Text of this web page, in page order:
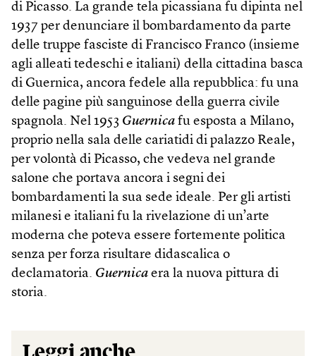
di Picasso. La grande tela picassiana fu dipinta nel
1937 per denunciare il bombardamento da parte
delle truppe fasciste di Francisco Franco (insieme
agli alleati tedeschi e italiani) della cittadina basca
di Guernica, ancora fedele alla repubblica: fu una
delle pagine più sanguinose della guerra civile
spagnola. Nel 1953 Guernica fu esposta a Milano,
proprio nella sala delle cariatidi di palazzo Reale,
per volontà di Picasso, che vedeva nel grande
salone che portava ancora i segni dei
bombardamenti la sua sede ideale. Per gli artisti
milanesi e italiani fu la rivelazione di un’arte
moderna che poteva essere fortemente politica
senza per forza risultare didascalica o
declamatoria. Guernica era la nuova pittura di
storia.